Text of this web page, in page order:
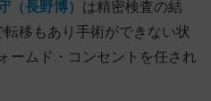
（長野博） は精密検査の結
移もあり手術ができない状
ームド・コンセントを任され